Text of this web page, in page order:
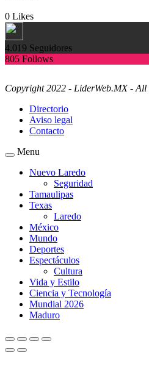
0 Likes
4.019 Seguidores
805 Follows
Copyright 2022 - LiderWeb.MX - All
Directorio
Aviso legal
Contacto
Menu
Nuevo Laredo
Seguridad
Tamaulipas
Texas
Laredo
México
Mundo
Deportes
Espectáculos
Cultura
Vida y Estilo
Ciencia y Tecnología
Mundial 2026
Maduro